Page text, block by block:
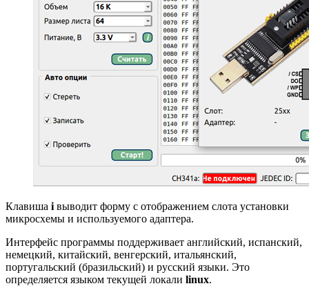
Клавиша i выводит форму с отображением слота установки
микросхемы и используемого адаптера.
Интерфейс программы поддерживает английский, испанский,
немецкий, китайский, венгерский, итальянский,
португальский (бразильский) и русский языки. Это
определяется языком текущей локали linux.